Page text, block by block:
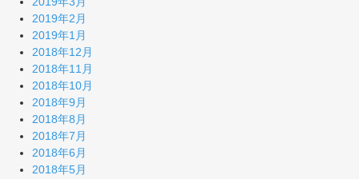
2019年2月
2019年1月
2018年12月
2018年11月
2018年10月
2018年9月
2018年8月
2018年7月
2018年6月
2018年5月